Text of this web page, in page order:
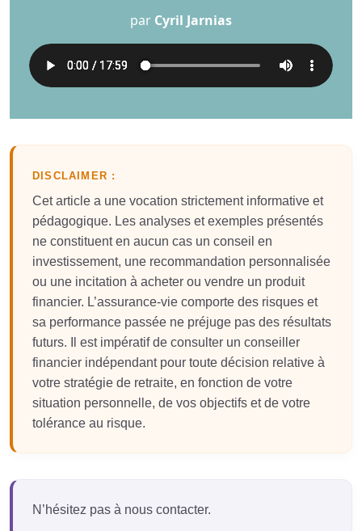
par Cyril Jarnias
DISCLAIMER :
Cet article a une vocation strictement informative et
pédagogique. Les analyses et exemples présentés
ne constituent en aucun cas un conseil en
investissement, une recommandation personnalisée
ou une incitation à acheter ou vendre un produit
financier. L’assurance-vie comporte des risques et
sa performance passée ne préjuge pas des résultats
futurs. Il est impératif de consulter un conseiller
financier indépendant pour toute décision relative à
votre stratégie de retraite, en fonction de votre
situation personnelle, de vos objectifs et de votre
tolérance au risque.
N’hésitez pas à nous contacter.